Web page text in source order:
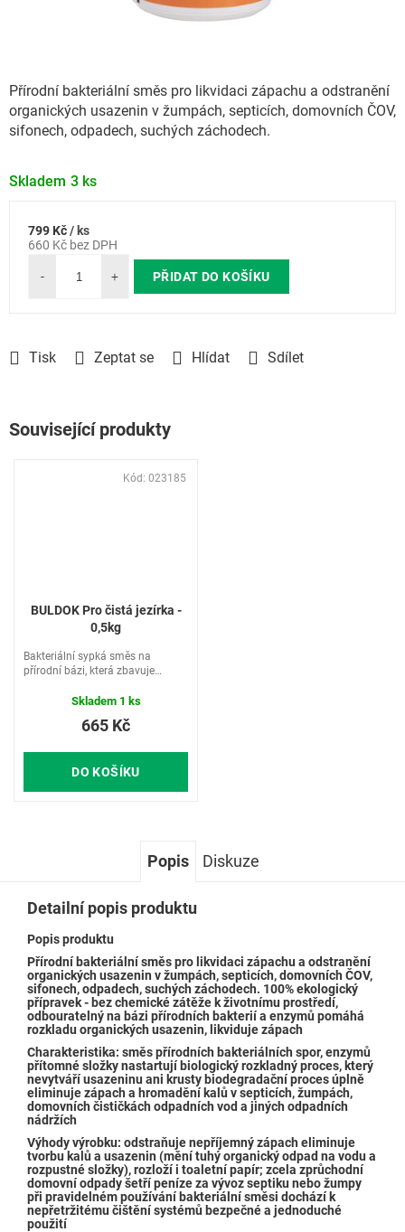
Skladem 3 ks
Přírodní bakteriální směs pro likvidaci zápachu a odstranění
organických usazenin v žumpách, septicích, domovních ČOV,
sifonech, odpadech, suchých záchodech.
Tisk Zeptat se Hlídat Sdílet
799 Kč/ ks
660 Kč bez DPH
Měrná
PŘIDAT DO KOŠÍKU
Související produkty
BULDOK Pro čistá jezírka -
0,5kg
665 Kč
DO KOŠÍKU
Bakteriální sypká směs na
přírodní bázi, která zbavuje
zelených řas a pomáhá je
Skladem 1 ks
Kód: 023185
Popis Diskuze
Detailní popis produktu
Popis produktu
Přírodní bakteriální směs pro likvidaci zápachu a odstranění
organických usazenin v žumpách, septicích, domovních ČOV,
sifonech, odpadech, suchých záchodech. 100% ekologický
přípravek - bez chemické zátěže k životnímu prostředí,
odbouratelný na bázi přírodních bakterií a enzymů pomáhá
rozkladu organických usazenin, likviduje zápach
Charakteristika: směs přírodních bakteriálních spor, enzymů
přítomné složky nastartují biologický rozkladný proces, který
nevytváří usazeninu ani krusty biodegradační proces úplně
eliminuje zápach a hromadění kalů v septicích, žumpách,
domovních čističkách odpadních vod a jiných odpadních
nádržích
Výhody výrobku: odstraňuje nepříjemný zápach eliminuje
tvorbu kalů a usazenin (mění tuhý organický odpad na vodu a
rozpustné složky), rozloží i toaletní papír; zcela zprůchodní
domovní odpady šetří peníze za vývoz septiku nebo žumpy
při pravidelném používání bakteriální směsi dochází k
nepřetržitému čištění systémů bezpečné a jednoduché
použití